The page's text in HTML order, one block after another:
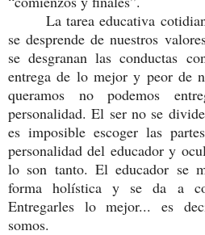
La tarea educativa
se desprende de nuestros
se desgranan las conductas
entrega de lo mejor y peor de
queramos no podemos
personalidad. El ser no se
es imposible escoger las
personalidad del educador y
lo son tanto. El educador se
forma holística y se da a
Entregarles lo mejor... es
somos.